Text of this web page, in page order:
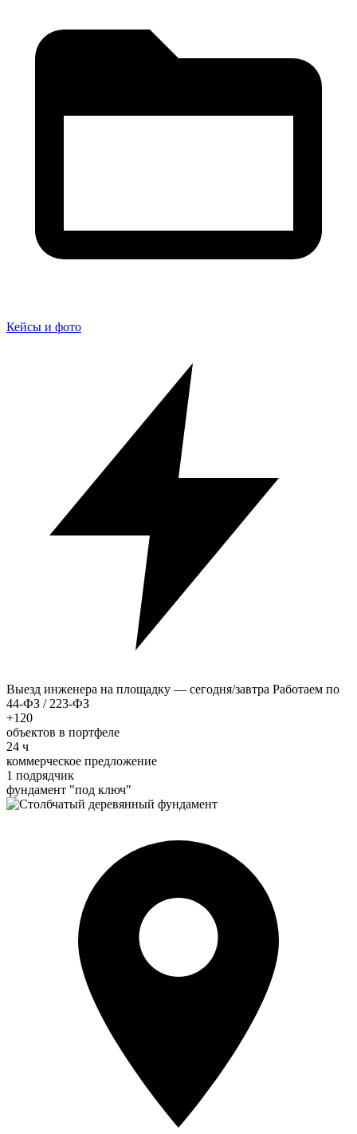
Кейсы и фото
Выезд инженера на площадку — сегодня/завтра Работаем по
44-ФЗ / 223-ФЗ
+120
объектов в портфеле
24 ч
коммерческое предложение
1 подрядчик
фундамент "под ключ"